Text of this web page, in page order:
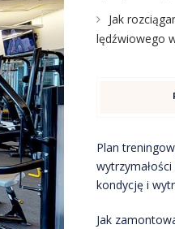
Jak
lędźwiowego
Plan
kondycję i
Jak